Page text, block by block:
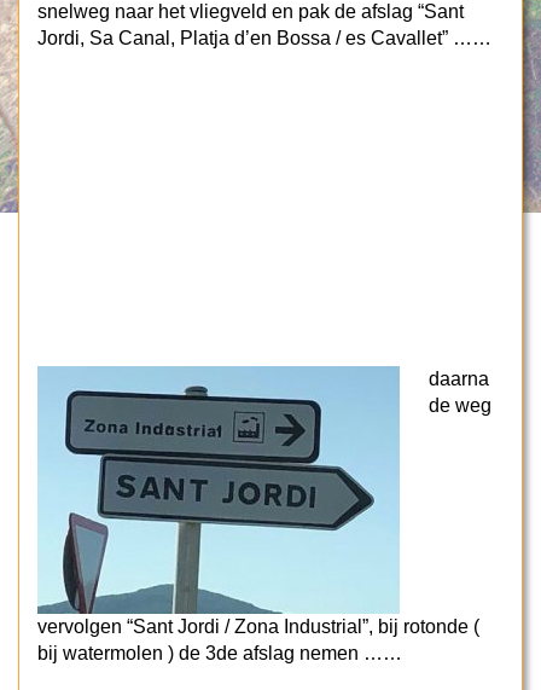
snelweg naar het vliegveld en pak de afslag “Sant
Jordi, Sa Canal, Platja d’en Bossa / es Cavallet” ……
daarna
de weg
vervolgen “Sant Jordi / Zona Industrial”, bij rotonde (
bij watermolen ) de 3de afslag nemen ……